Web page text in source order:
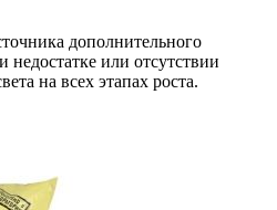
дополнительного
недостатке или отсутствии
на всех этапах роста.